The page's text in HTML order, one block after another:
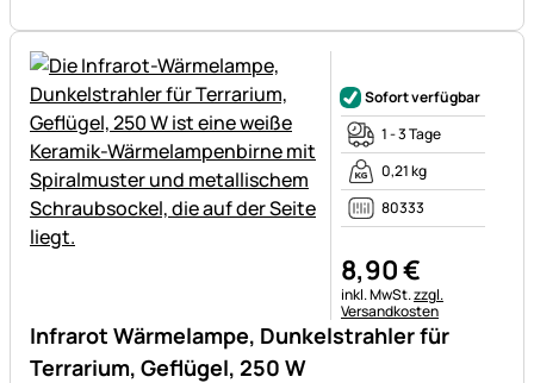
Infrarot Wärmelampe, Dunkelstrahler für
Terrarium, Geflügel, 250 W
Sofort verfügbar
1 - 3 Tage
0,21 kg
80333
8,90€
Steuerhinweis:
inkl. MwSt.zzgl.
Versandkosten